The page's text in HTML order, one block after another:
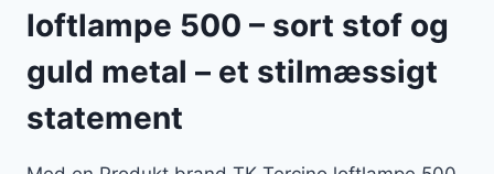
loftlampe 500 – sort stof og
guld metal – et stilmæssigt
statement